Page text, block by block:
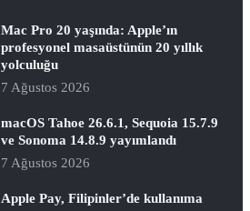
Mac Pro 20 yaşında: Apple’ın
profesyonel masaüstünün 20 yıllık
yolculuğu
7 Ağustos 2026
macOS Tahoe 26.6.1, Sequoia 15.7.9
ve Sonoma 14.8.9 yayımlandı
7 Ağustos 2026
Apple Pay, Filipinler’de kullanıma